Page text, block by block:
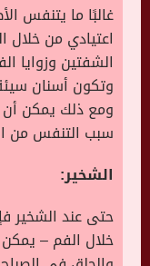
غالبًا ما يتنفس
اعتيادي من خلال
الشفتين وزوايا
وتكون أسنان
ومع ذلك يمكن أن
سبب التنفس من
الشخير:
حتى عند الشخير
خلال الفم –